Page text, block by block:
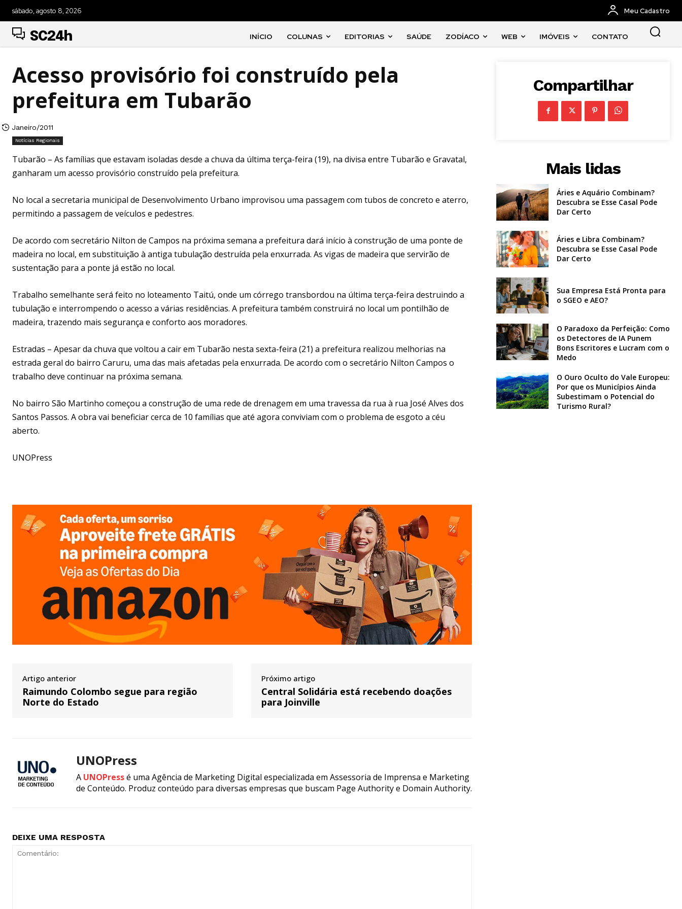
sábado, agosto 8, 2026 Meu Cadastro
SC24h INÍCIO COLUNAS EDITORIAS SAÚDE ZODÍACO WEB IMÓVEIS CONTATO
Acesso provisório foi construído pela
prefeitura em Tubarão
Janeiro/2011
Notícias Regionais
Tubarão – As famílias que estavam isoladas desde a chuva da última terça-feira (19), na divisa entre Tubarão e Gravatal,
ganharam um acesso provisório construído pela prefeitura.
No local a secretaria municipal de Desenvolvimento Urbano improvisou uma passagem com tubos de concreto e aterro,
permitindo a passagem de veículos e pedestres.
De acordo com secretário Nilton de Campos na próxima semana a prefeitura dará início à construção de uma ponte de
madeira no local, em substituição à antiga tubulação destruída pela enxurrada. As vigas de madeira que servirão de
sustentação para a ponte já estão no local.
Trabalho semelhante será feito no loteamento Taitú, onde um córrego transbordou na última terça-feira destruindo a
tubulação e interrompendo o acesso a várias residências. A prefeitura também construirá no local um pontilhão de
madeira, trazendo mais segurança e conforto aos moradores.
Estradas – Apesar da chuva que voltou a cair em Tubarão nesta sexta-feira (21) a prefeitura realizou melhorias na
estrada geral do bairro Caruru, uma das mais afetadas pela enxurrada. De acordo com o secretário Nilton Campos o
trabalho deve continuar na próxima semana.
No bairro São Martinho começou a construção de uma rede de drenagem em uma travessa da rua à rua José Alves dos
Santos Passos. A obra vai beneficiar cerca de 10 famílias que até agora conviviam com o problema de esgoto a céu
aberto.
UNOPress
Artigo anterior
Raimundo Colombo segue para região
Norte do Estado
Próximo artigo
Central Solidária está recebendo doações
para Joinville
UNOPress
A UNOPressé uma Agência de Marketing Digital especializada em Assessoria de Imprensa e Marketing
de Conteúdo. Produz conteúdo para diversas empresas que buscam Page Authority e Domain Authority.
DEIXE UMA RESPOSTA
Compartilhar
Mais lidas
Áries e Aquário Combinam?
Descubra se Esse Casal Pode
Dar Certo
Áries e Libra Combinam?
Descubra se Esse Casal Pode
Dar Certo
Sua Empresa Está Pronta para
o SGEO e AEO?
O Paradoxo da Perfeição: Como
os Detectores de IA Punem
Bons Escritores e Lucram com o
Medo
O Ouro Oculto do Vale Europeu:
Por que os Municípios Ainda
Subestimam o Potencial do
Turismo Rural?